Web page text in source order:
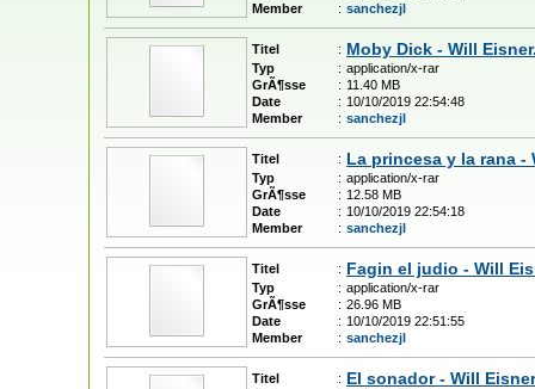
Member
: sanchezjl
Titel : Moby Dick - Will
Typ : application/x-rar
GrÃ¶sse
: 11.40 MB
Date
: 10/10/2019 22:54:48
Member
: sanchezjl
Titel : La princesa y la rana -
Typ : application/x-rar
GrÃ¶sse
: 12.58 MB
Date
: 10/10/2019 22:54:18
Member
: sanchezjl
Titel : Fagin el judio - Will
Typ : application/x-rar
GrÃ¶sse
: 26.96 MB
Date
: 10/10/2019 22:51:55
Member
: sanchezjl
Titel : El sonador - Will